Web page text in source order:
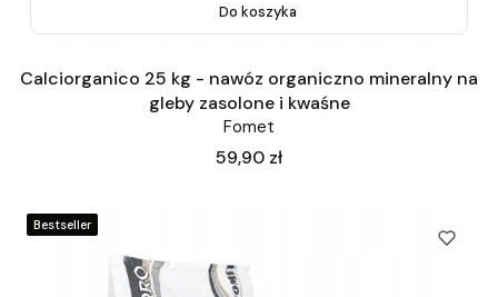
Do koszyka
Calciorganico 25 kg - nawóz organiczno mineralny na
gleby zasolone i kwaśne
Fomet
Cena
59,90 zł
Bestseller